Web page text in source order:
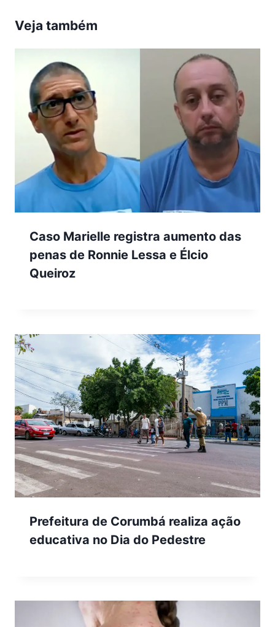
Veja também
Caso Marielle registra aumento das
penas de Ronnie Lessa e Élcio
Queiroz
Prefeitura de Corumbá realiza ação
educativa no Dia do Pedestre